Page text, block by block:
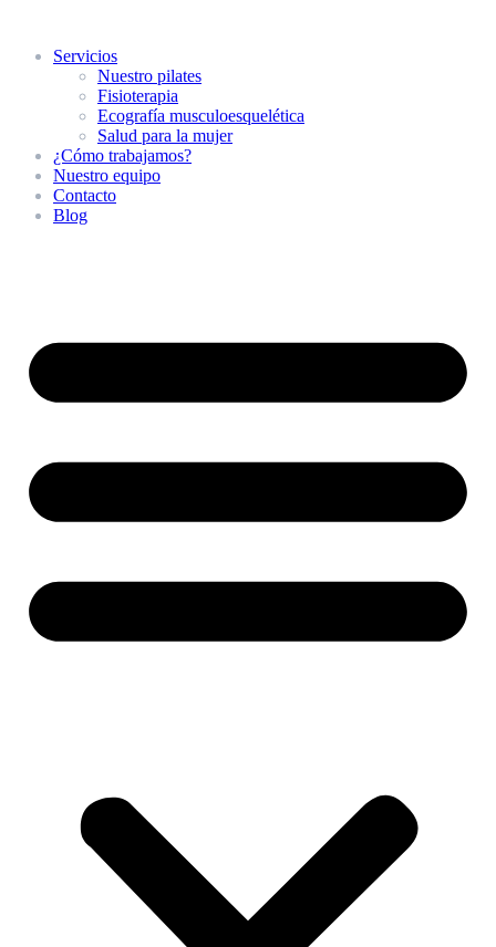
Servicios
Nuestro pilates
Fisioterapia
Ecografía musculoesquelética
Salud para la mujer
¿Cómo trabajamos?
Nuestro equipo
Contacto
Blog